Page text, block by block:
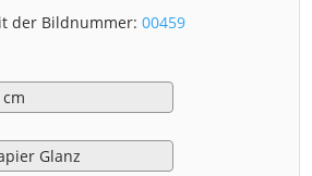
der Bildnummer:00459